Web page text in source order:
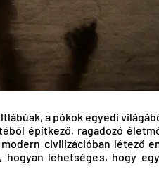
a pókok egyedi
építkező, ragadozó
civilizációban létező
lehetséges, hogy